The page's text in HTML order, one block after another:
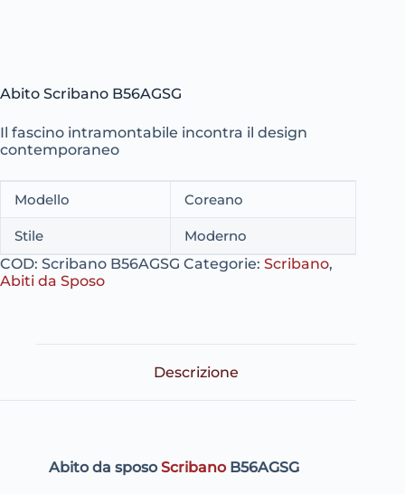
Abito Scribano B56AGSG
Il fascino intramontabile incontra il design
contemporaneo
Modello Coreano
Stile
Moderno
COD: Scribano B56AGSG Categorie: Scribano,
Abiti da Sposo
Descrizione
Abito da sposo ScribanoB56AGSG